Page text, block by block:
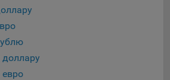
в случае, если это разрешено в
cookie и использование технологии
следующие типы файлов
доллару
евро